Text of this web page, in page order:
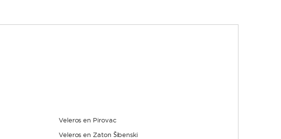
Veleros en Pirovac
Veleros en Zaton Šibenski